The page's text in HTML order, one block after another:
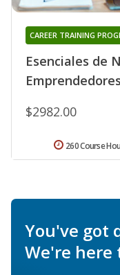
Esenciales de
Emprendedores
CAREER TRAINING
$2982.00
260 Course
You've got
We're here